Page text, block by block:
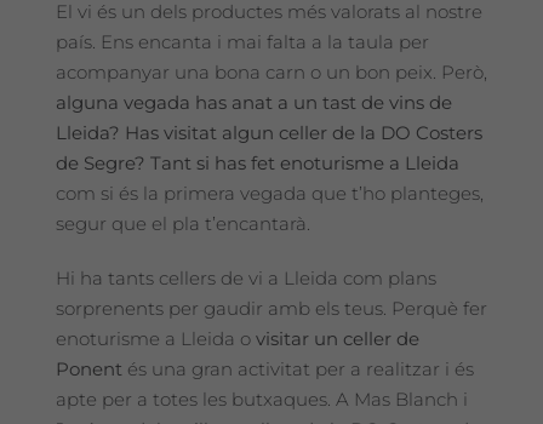
El vi és un dels productes més valorats al nostre
país. Ens encanta i mai falta a la taula per
acompanyar una bona carn o un bon peix. Però,
alguna vegada has anat a un tast de vins de
Lleida? Has visitat algun celler de la DO Costers
de Segre? Tant si has fet enoturisme a Lleida
com si és la primera vegada que t’ho planteges,
segur que el pla t’encantarà.
Hi ha tants cellers de vi a Lleida com plans
sorprenents per gaudir amb els teus. Perquè fer
enoturisme a Lleida o visitar un celler de
Ponent és una gran activitat per a realitzar i és
apte per a totes les butxaques. A Mas Blanch i